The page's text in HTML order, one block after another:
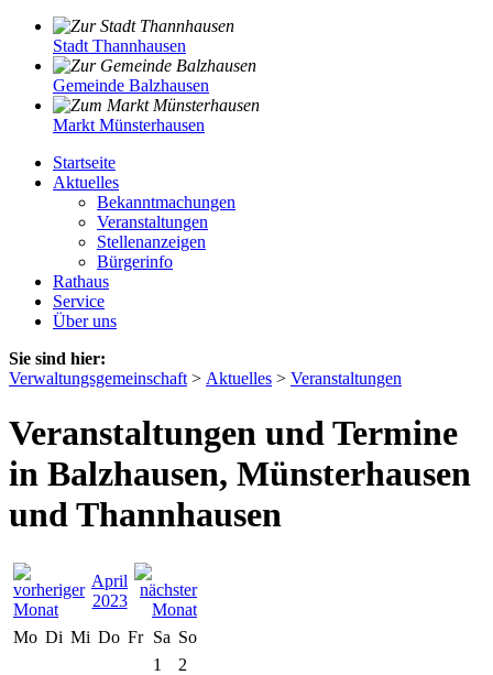
Stadt Thannhausen
Gemeinde Balzhausen
Markt Münsterhausen
Startseite
Aktuelles
Bekanntmachungen
Veranstaltungen
Stellenanzeigen
Bürgerinfo
Rathaus
Service
Über uns
Sie sind hier:
Verwaltungsgemeinschaft > Aktuelles > Veranstaltungen
Veranstaltungen und Termine
in Balzhausen, Münsterhausen
und Thannhausen
April
2023
Mo Di Mi Do Fr Sa So
1
2